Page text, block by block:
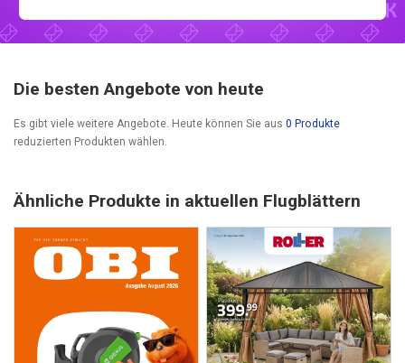
Die besten Angebote von heute
Es gibt viele weitere Angebote. Heute können Sie aus 0 Produkte
reduzierten Produkten wählen.
Ähnliche Produkte in aktuellen Flugblättern